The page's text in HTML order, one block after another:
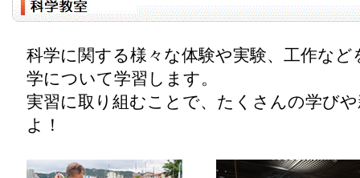
科学に関する様々な体験や実験、工作な
学について学習します。
実習に取り組むことで、たくさんの学び
よ！